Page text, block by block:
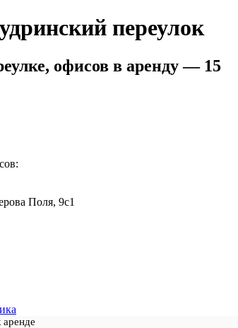
переулок
офисов в аренду — 15
Поля, 9с1
аренде